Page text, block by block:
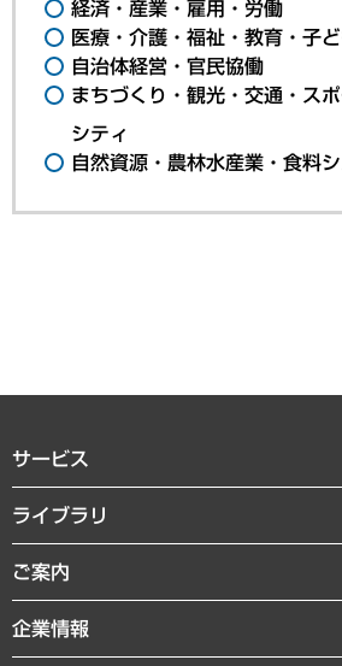
経済・産業・雇用・労働
医療・介護・福祉・教育・子
自治体経営・官民協働
まちづくり・観光・交通・ス
シティ
自然資源・農林水産業・食料
サービス
経営戦略
組織・人事戦略
デジタルイノベーション
ライブラリ
経済調査
レポート
コラム
ご案内
セミナー・イベント情報
MUFGビジネスセミナー
企業情報